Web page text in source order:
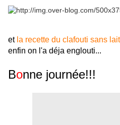
et la recette du clafouti sans
enfin on l'a déja englouti...
Bonne journée!!!